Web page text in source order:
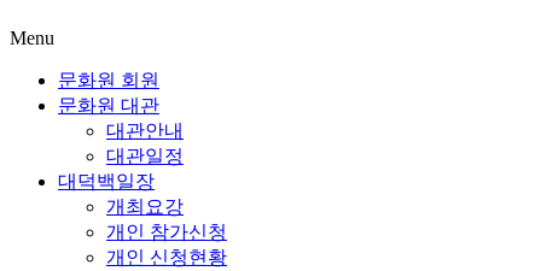
Menu
문화원 회원
문화원 대관
대관안내
대관일정
대덕백일장
개최요강
개인 참가신청
개인 신청현황